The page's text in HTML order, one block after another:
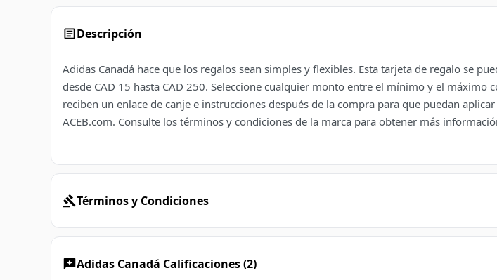
Descripción
Adidas Canadá hace que los regalos sean simples y flexibles. Esta tarjeta de regalo se
desde CAD 15 hasta CAD 250. Seleccione cualquier monto entre el mínimo y el
reciben un enlace de canje e instrucciones después de la compra para que puedan
ACEB.com. Consulte los términos y condiciones de la marca para obtener más
Términos y Condiciones
Adidas Canadá Calificaciones (2)